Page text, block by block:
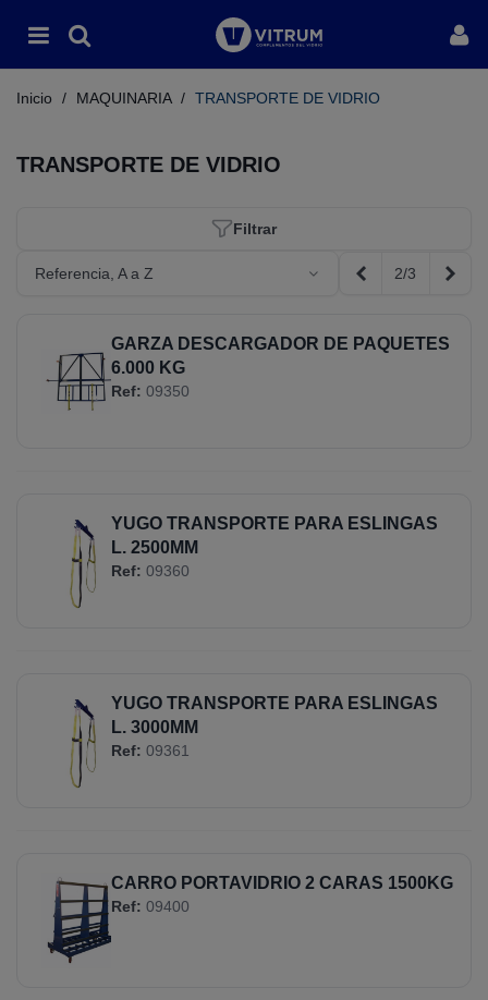
Inicio / MAQUINARIA / TRANSPORTE DE VIDRIO
TRANSPORTE DE VIDRIO
Filtrar
Referencia, A a Z Anterior
2/3
GARZA DESCARGADOR DE PAQUETES
6.000 KG
Ref: 09350
YUGO TRANSPORTE PARA ESLINGAS
L. 2500MM
Ref: 09360
YUGO TRANSPORTE PARA ESLINGAS
L. 3000MM
Ref: 09361
CARRO PORTAVIDRIO 2 CARAS 1500KG
Ref: 09400